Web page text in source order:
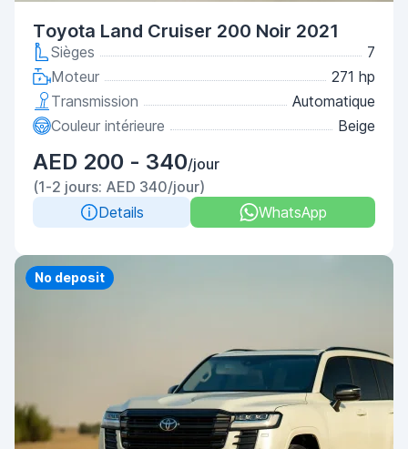
Toyota Land Cruiser 200 Noir 2021
Sièges
7
Moteur
271 hp
Transmission
Automatique
Couleur intérieure
Beige
AED 200 - 340/jour
(1-2 jours: AED 340/jour)
Details
WhatsApp
Priority
No deposit